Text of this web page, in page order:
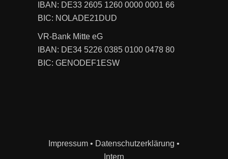
IBAN: DE33 2605 1260 0000 0001 66
BIC: NOLADE21DUD
VR-Bank Mitte eG
IBAN: DE34 5226 0385 0100 0478 80
BIC: GENODEF1ESW
Impressum • Datenschutzerklärung •
Intern